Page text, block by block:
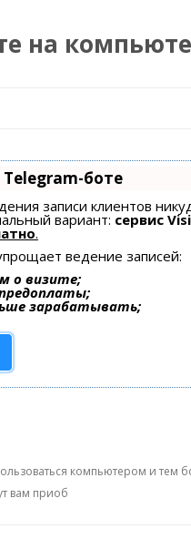
на
боте
записи клиентов
вариант: сервис
.
ведение записей:
о визите;
зарабатывать;
компьютером и тем
вам приоб